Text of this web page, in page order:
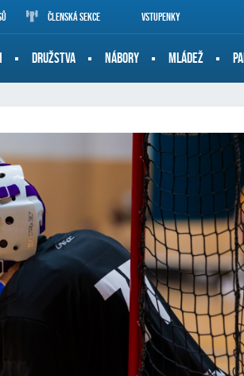
Členská sekce Vstupenky
DRUŽSTVA NÁBORY MLÁDEŽ